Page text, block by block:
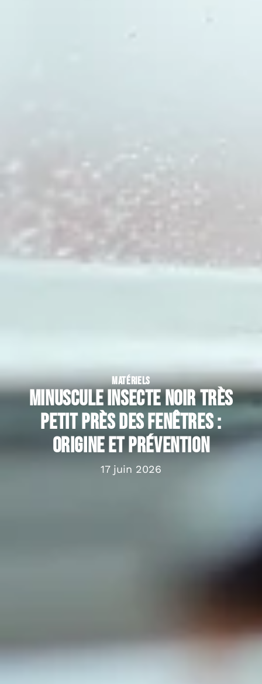
MATÉRIELS
Minuscule insecte noir très
petit près des fenêtres :
origine et prévention
17 juin 2026